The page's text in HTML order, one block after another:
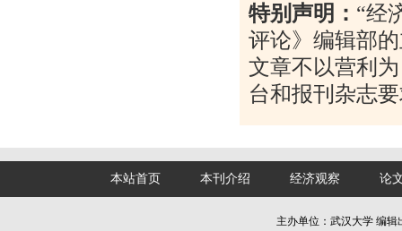
特别声明： “经
评论》编辑部
文章不以营利
台和报刊杂志
本站首页 本刊介绍 经济观察 论
主办单位：武汉大学 编